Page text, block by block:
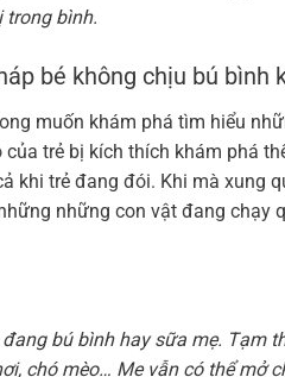
trong bình.
bé không chịu bú bình
muốn khám phá tìm hiểu
trẻ bị kích thích khám phá
khi trẻ đang đói. Khi mà xung
những con vật đang chạy
bú bình hay sữa mẹ. Tạm
chó mèo… Mẹ vẫn có thể mở